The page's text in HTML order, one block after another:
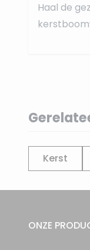
Haal de
Kerst
ONZE